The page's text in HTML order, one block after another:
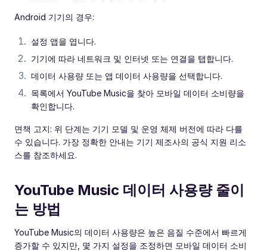
Android 기기의 경우:
설정 앱을 엽니다.
기기에 따라 네트워크 및 인터넷 또는 연결을 탭합니다.
데이터 사용량 또는 앱 데이터 사용량을 선택합니다.
목록에서 YouTube Music을 찾아 모바일 데이터 소비량을
확인합니다.
면책 고지: 위 단계는 기기 모델 및 운영 체제 버전에 따라 다를
수 있습니다. 가장 정확한 안내는 기기 제조사의 공식 지원 리소
스를 참조하세요.
YouTube Music 데이터 사용량 줄이
는 방법
YouTube Music의 데이터 사용량은 높은 음질 수준에서 빠르게
증가할 수 있지만, 몇 가지 설정을 조정하면 모바일 데이터 소비